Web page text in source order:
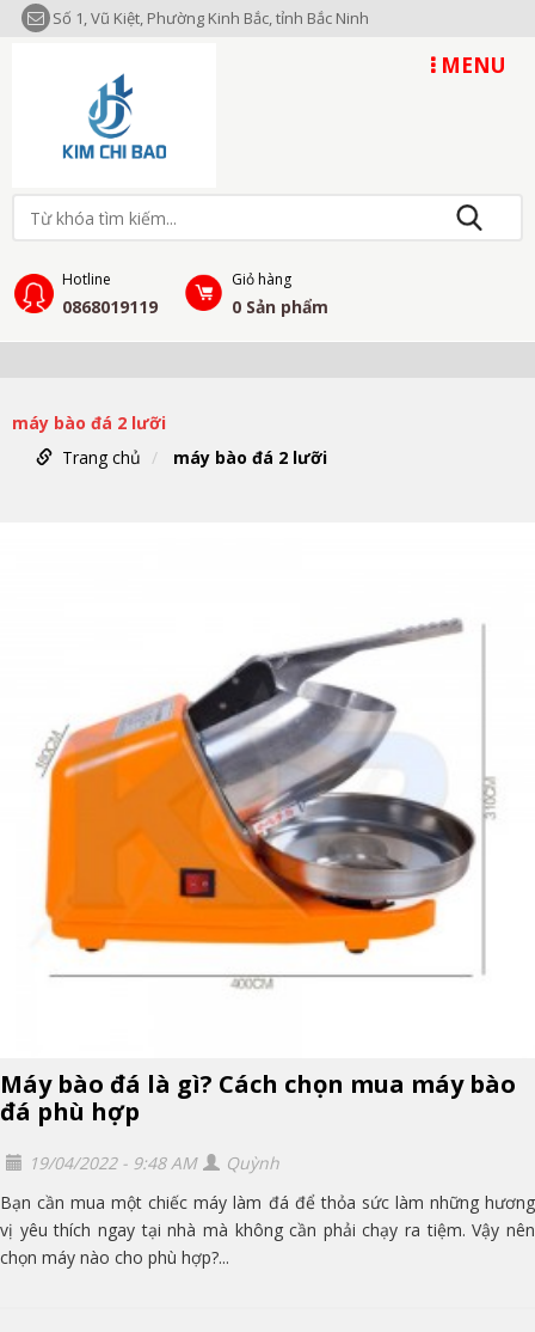
Số 1, Vũ Kiệt, Phường Kinh Bắc, tỉnh Bắc Ninh
MENU
Hotline
0868019119
Giỏ hàng
0 Sản phẩm
máy bào đá 2 lưỡi
Trang chủ
máy bào đá 2 lưỡi
Máy bào đá là gì? Cách chọn mua máy bào
đá phù hợp
19/04/2022 - 9:48 AM
Quỳnh
Bạn cần mua một chiếc máy làm đá để thỏa sức làm những hương
vị yêu thích ngay tại nhà mà không cần phải chạy ra tiệm. Vậy nên
chọn máy nào cho phù hợp?...